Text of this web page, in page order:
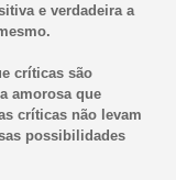
e verdadeira a
críticas são
amorosa que
críticas não levam
possibilidades